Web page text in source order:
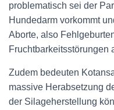
problematisch sei der
Hundedarm vorkommt
Aborte, also
Fruchtbarkeitsstörungen
Zudem bedeuten
massive Herabsetzung
der Silageherstellung